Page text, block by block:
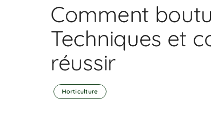
Comment
Techniques et
réussir
Horticulture